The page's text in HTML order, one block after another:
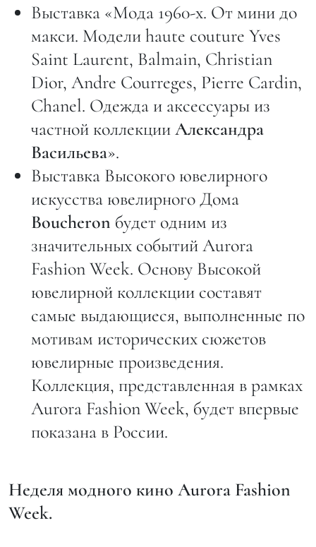
Выставка «Мода 1960-х. От мини до
макси. Модели haute couture Yves
Saint Laurent, Balmain, Christian
Dior, Andre Courreges, Pierre Cardin,
Chanel. Одежда и аксессуары из
частной коллекцииАлександра
Васильева».
Выставка Высокого ювелирного
искусства ювелирного Дома
Boucheron будет одним из
значительных событий Aurora
Fashion Week. Основу Высокой
ювелирной коллекции составят
самые выдающиеся, выполненные по
мотивам исторических сюжетов
ювелирные произведения.
Коллекция, представленная в рамках
Aurora Fashion Week, будет впервые
показана в России.
Неделя модного кино Aurora Fashion
Week.